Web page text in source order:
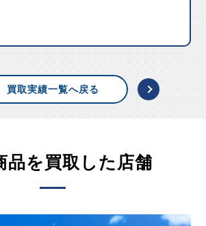
買取実績一覧へ戻る
品を買取した店舗